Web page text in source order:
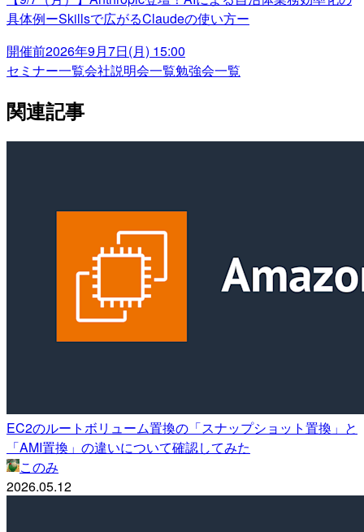
具体例ーSkillsで広がるClaudeの使い方ー
開催前2026年9月7日(月) 15:00
セミナー一覧会社説明会一覧勉強会一覧
関連記事
EC2のルートボリューム置換の「スナップショット置換」と
「AMI置換」の違いについて確認してみた
このみ
2026.05.12